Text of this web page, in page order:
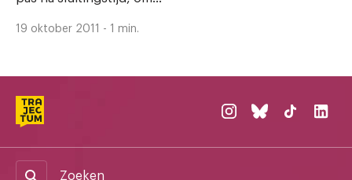
19 oktober 2011 - 1 min.
Zoeken